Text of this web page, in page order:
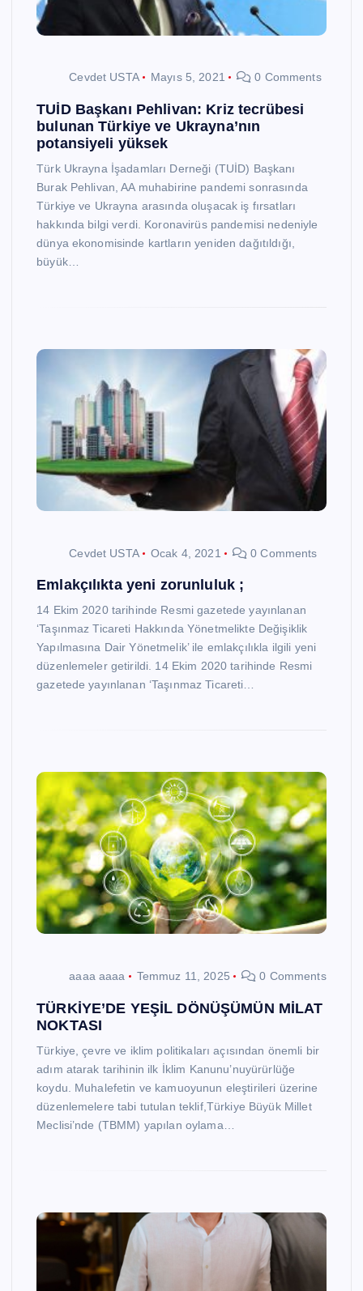
Cevdet USTA Mayıs 5, 2021 0 Comments
TUİD Başkanı Pehlivan: Kriz tecrübesi
bulunan Türkiye ve Ukrayna’nın
potansiyeli yüksek
Türk Ukrayna İşadamları Derneği (TUİD) Başkanı
Burak Pehlivan, AA muhabirine pandemi sonrasında
Türkiye ve Ukrayna arasında oluşacak iş fırsatları
hakkında bilgi verdi. Koronavirüs pandemisi nedeniyle
dünya ekonomisinde kartların yeniden dağıtıldığı,
büyük…
Cevdet USTA Ocak 4, 2021 0 Comments
Emlakçılıkta yeni zorunluluk ;
14 Ekim 2020 tarihinde Resmi gazetede yayınlanan
‘Taşınmaz Ticareti Hakkında Yönetmelikte Değişiklik
Yapılmasına Dair Yönetmelik’ ile emlakçılıkla ilgili yeni
düzenlemeler getirildi. 14 Ekim 2020 tarihinde Resmi
gazetede yayınlanan ‘Taşınmaz Ticareti…
aaaa aaaa Temmuz 11, 2025 0 Comments
TÜRKİYE’DE YEŞİL DÖNÜŞÜMÜN MİLAT
NOKTASI
Türkiye, çevre ve iklim politikaları açısından önemli bir
adım atarak tarihinin ilk İklim Kanunu’nuyürürlüğe
koydu. Muhalefetin ve kamuoyunun eleştirileri üzerine
düzenlemelere tabi tutulan teklif,Türkiye Büyük Millet
Meclisi’nde (TBMM) yapılan oylama…